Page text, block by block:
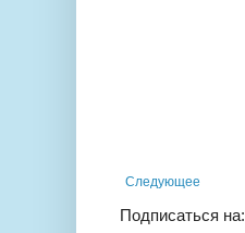
Следующее
Подписаться на: